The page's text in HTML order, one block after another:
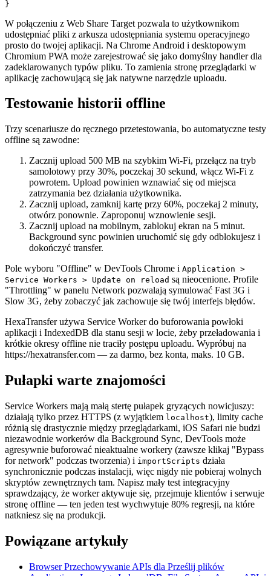
W połączeniu z Web Share Target pozwala to użytkownikom
udostępniać pliki z arkusza udostępniania systemu operacyjnego
prosto do twojej aplikacji. Na Chrome Android i desktopowym
Chromium PWA może zarejestrować się jako domyślny handler dla
zadeklarowanych typów pliku. To zamienia stronę przeglądarki w
aplikację zachowującą się jak natywne narzędzie uploadu.
Testowanie historii offline
Trzy scenariusze do ręcznego przetestowania, bo automatyczne testy
offline są zawodne:
Zacznij upload 500 MB na szybkim Wi-Fi, przełącz na tryb
samolotowy przy 30%, poczekaj 30 sekund, włącz Wi-Fi z
powrotem. Upload powinien wznawiać się od miejsca
zatrzymania bez działania użytkownika.
Zacznij upload, zamknij kartę przy 60%, poczekaj 2 minuty,
otwórz ponownie. Zaproponuj wznowienie sesji.
Zacznij upload na mobilnym, zablokuj ekran na 5 minut.
Background sync powinien uruchomić się gdy odblokujesz i
dokończyć transfer.
Pole wyboru "Offline" w DevTools Chrome i Application >
Service Workers > Update on reload są nieocenione. Profile
"Throttling" w panelu Network pozwalają symulować Fast 3G i
Slow 3G, żeby zobaczyć jak zachowuje się twój interfejs błędów.
HexaTransfer używa Service Worker do buforowania powłoki
aplikacji i IndexedDB dla stanu sesji w locie, żeby przeładowania i
krótkie okresy offline nie traciły postępu uploadu. Wypróbuj na
https://hexatransfer.com — za darmo, bez konta, maks. 10 GB.
Pułapki warte znajomości
Service Workers mają małą stertę pułapek gryzących nowicjuszy:
działają tylko przez HTTPS (z wyjątkiem localhost), limity cache
różnią się drastycznie między przeglądarkami, iOS Safari nie budzi
niezawodnie workerów dla Background Sync, DevTools może
agresywnie buforować nieaktualne workery (zawsze klikaj "Bypass
for network" podczas tworzenia) i importScripts działa
synchronicznie podczas instalacji, więc nigdy nie pobieraj wolnych
skryptów zewnętrznych tam. Napisz mały test integracyjny
sprawdzający, że worker aktywuje się, przejmuje klientów i serwuje
stronę offline — ten jeden test wychwytuje 80% regresji, na które
natkniesz się na produkcji.
Powiązane artykuły
Browser Przechowywanie APIs dla Prześlij plików